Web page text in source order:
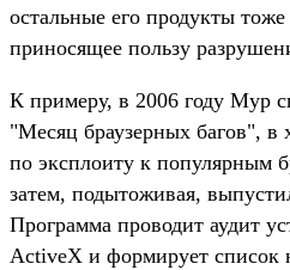
остальные его продукты
приносящее пользу
К примеру, в 2006 году Мур
"Месяц браузерных багов", в
по эксплоиту к популярным
затем, подытоживая,
Программа проводит аудит
ActiveX и формирует список